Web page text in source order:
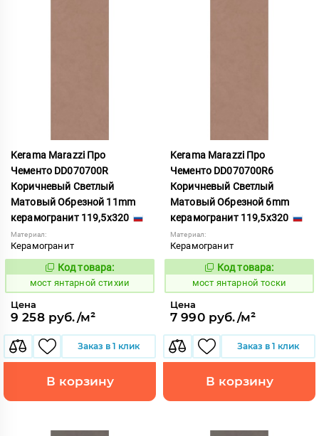
Kerama Marazzi Про
Чементо DD070700R
Коричневый Светлый
Матовый Обрезной 11mm
керамогранит 119,5x320
Материал:
Керамогранит
1031098
Код товара:
мост янтарной стихии
Цена
9 258 руб./м²
Заказ в 1 клик
В корзину
Kerama Marazzi Про
Чементо DD070700R6
Коричневый Светлый
Матовый Обрезной 6mm
керамогранит 119,5x320
Материал:
Керамогранит
1031106
Код товара:
мост янтарной тоски
Цена
7 990 руб./м²
Заказ в 1 клик
В корзину